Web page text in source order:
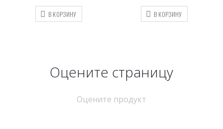
В КОРЗИНУ В КОРЗИНУ
Оцените страницу
Оцените продукт